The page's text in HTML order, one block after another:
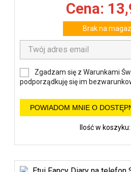
Cena:
Brak na
Zgadzam się z Warunkami
podporządkuję się im
POWIADOM MNIE O
Ilość w